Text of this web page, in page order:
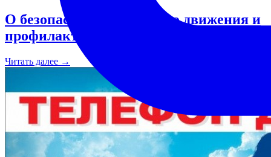
О безопасности дорожного движения и
профилактика ДДТТ
Читать далее →